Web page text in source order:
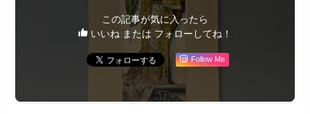
この記事が気に入ったら
いいね または フォローしてね！
Follow Me